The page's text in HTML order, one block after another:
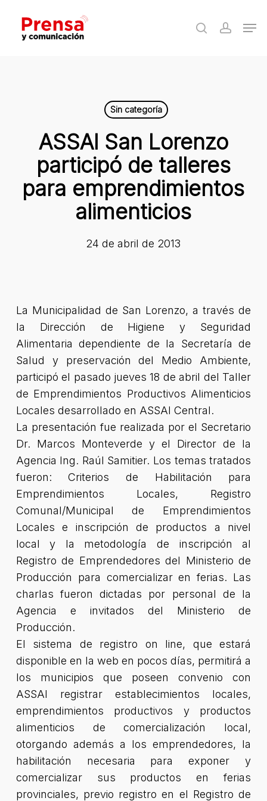
main
search
Sin categoría
ASSAl San Lorenzo
participó de talleres
para emprendimientos
alimenticios
24 de abril de 2013
La Municipalidad de San Lorenzo, a través de
la Dirección de Higiene y Seguridad
Alimentaria dependiente de la Secretaría de
Salud y preservación del Medio Ambiente,
participó el pasado jueves 18 de abril del Taller
de Emprendimientos Productivos Alimenticios
Locales desarrollado en ASSAl Central.
La presentación fue realizada por el Secretario
Dr. Marcos Monteverde y el Director de la
Agencia Ing. Raúl Samitier. Los temas tratados
fueron: Criterios de Habilitación para
Emprendimientos Locales, Registro
Comunal/Municipal de Emprendimientos
Locales e inscripción de productos a nivel
local y la metodología de inscripción al
Registro de Emprendedores del Ministerio de
Producción para comercializar en ferias. Las
charlas fueron dictadas por personal de la
Agencia e invitados del Ministerio de
Producción.
El sistema de registro on line, que estará
disponible en la web en pocos días, permitirá a
los municipios que poseen convenio con
ASSAl registrar establecimientos locales,
emprendimientos productivos y productos
alimenticios de comercialización local,
otorgando además a los emprendedores, la
habilitación necesaria para exponer y
comercializar sus productos en ferias
provinciales, previo registro en el Registro de